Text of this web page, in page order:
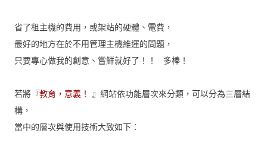
省了租主機的費用，或架站的硬體、電費，
最好的地方在於不用管理主機維運的問題，
只要專心做我的創意、嘗鮮就好了！！ 多棒！
若將『教育，意義！ 』網站依功能層次來分類，可以分為三層結
構，
當中的層次與使用技術大致如下：